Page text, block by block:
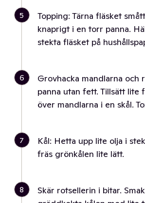
5
Topping: Tärna fläsket
knaprigt i en torr panna.
stekta fläsket på
6
Grovhacka mandlarna och
panna utan fett. Tillsätt lite
över mandlarna i en skål.
7
Kål: Hetta upp lite olja i
fräs grönkålen lite lätt.
8
Skär rotsellerin i bitar.